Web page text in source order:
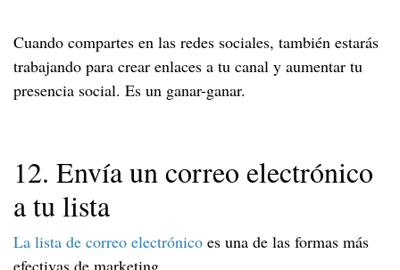
Cuando compartes en las redes sociales, también estarás
trabajando para crear enlaces a tu canal y aumentar tu
presencia social. Es un ganar-ganar.
12. Envía un correo electrónico
a tu lista
La lista de correo electrónico es una de las formas más
efectivas de marketing.